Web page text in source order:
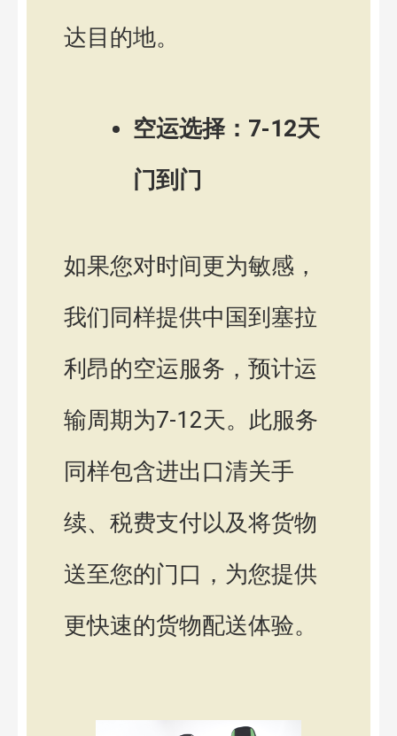
达目的地。
空运选择：7-12天
门到门
如果您对时间更为敏感，
我们同样提供中国到塞拉
利昂的空运服务，预计运
输周期为7-12天。此服务
同样包含进出口清关手
续、税费支付以及将货物
送至您的门口，为您提供
更快速的货物配送体验。